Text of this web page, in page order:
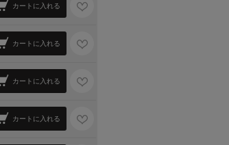
カートに入れる
カートに入れる
カートに入れる
カートに入れる